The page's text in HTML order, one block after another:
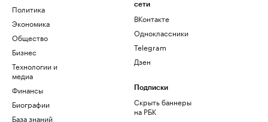
Политика
Экономика
Общество
Бизнес
Технологии и
медиа
Финансы
Биографии
База знаний
сети
ВКонтакте
Одноклассники
Telegram
Дзен
Подписки
Скрыть баннеры
на РБК